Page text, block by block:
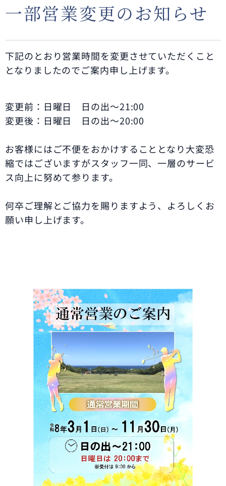
一部営業変更のお知らせ
下記のとおり営業時間を変更させていただくこと
となりましたのでご案内申し上げます。
変更前：日曜日 日の出～21:00
変更後：日曜日 日の出～20:00
お客様にはご不便をおかけすることとなり大変恐
縮ではございますがスタッフ一同、一層のサービ
ス向上に努めて参ります。
何卒ご理解とご協力を賜りますよう、よろしくお
願い申し上げます。